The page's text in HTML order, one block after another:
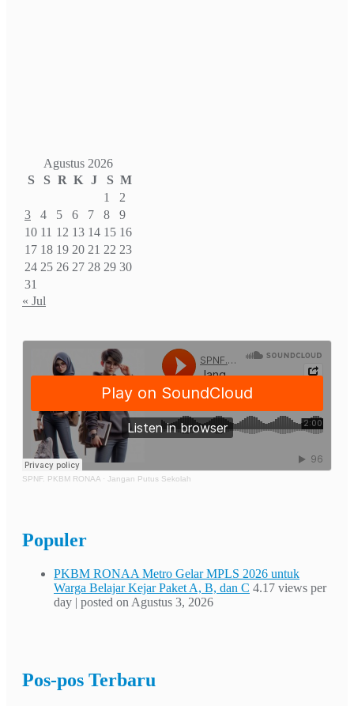
Agustus 2026
S
S R K J S M
1
2
3
4 5 6 7 8
9
10 11 12 13 14 15 16
17 18 19 20 21 22 23
24 25 26 27 28 29 30
31
« Jul
SPNF. PKBM RONAA · Jangan Putus Sekolah
Populer
PKBM RONAA Metro Gelar MPLS 2026 untuk
Warga Belajar Kejar Paket A, B, dan C 4.17 views per
day | posted on Agustus 3, 2026
Pos-pos Terbaru